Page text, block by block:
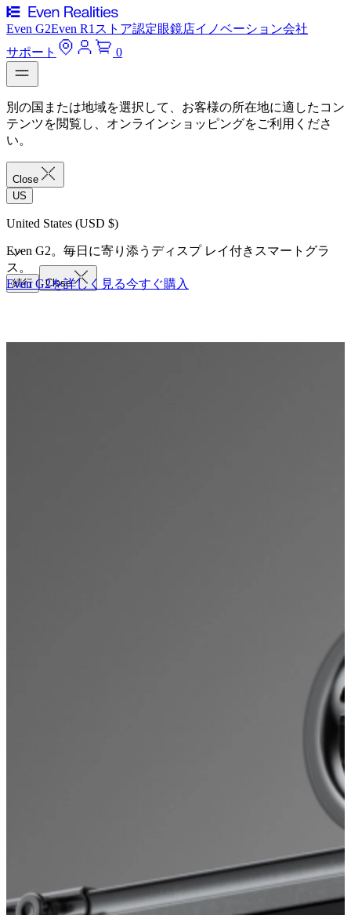
Even G2Even R1 ストア認定眼鏡店イノベーション会社
サポート
0
別の国または地域を選択して、お客様の所在地に適したコン
テンツを閲覧し、オンラインショッピングをご利用くださ
い。
Close
US
United States (USD $)
続行 Close
Even G2。毎日に寄り添うディスプ レイ付きスマートグラ
ス。
Even G2を詳しく見る今すぐ購入